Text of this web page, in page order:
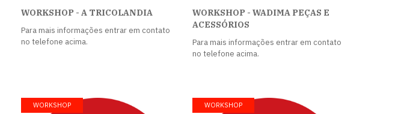
WORKSHOP - A TRICOLANDIA
Para mais informações entrar em contato
no telefone acima.
WORKSHOP - WADIMA PEÇAS E
ACESSÓRIOS
Para mais informações entrar em contato
no telefone acima.
WORKSHOP WORKSHOP